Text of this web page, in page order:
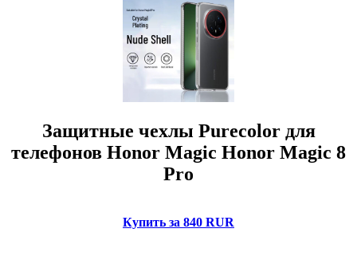
Защитные чехлы Purecolor для
телефонов Honor Magic Honor Magic 8
Pro
Купить за 840 RUR